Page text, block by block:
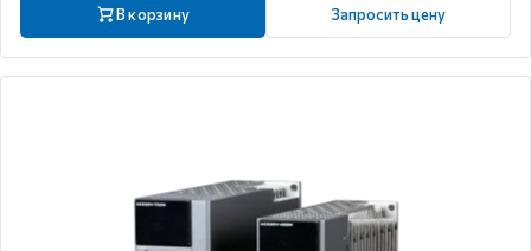
В корзину Запросить цену